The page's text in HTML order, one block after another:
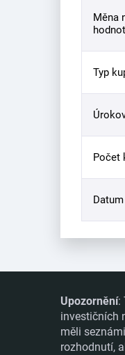
Měna
Typ
Počet
Upozornění:
investičních
měli
rozhodnutí,